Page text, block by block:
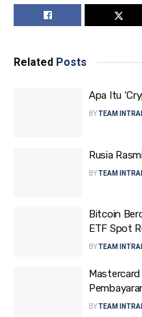
Related Posts
Apa Itu
BY TEAM
Rusia
BYTEAM
Bitcoin
ETF Spot
BY TEAM
BYTEAM